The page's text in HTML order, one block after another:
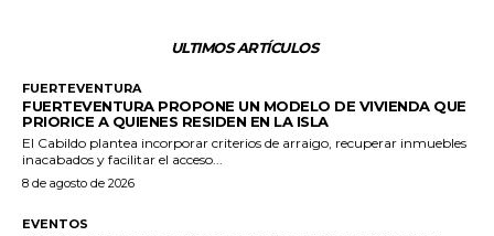
ULTIMOS ARTÍCULOS
FUERTEVENTURA
FUERTEVENTURA PROPONE UN MODELO DE VIVIENDA QUE
PRIORICE A QUIENES RESIDEN EN LA ISLA
El Cabildo plantea incorporar criterios de arraigo, recuperar inmuebles
inacabados y facilitar el acceso...
8 de agosto de 2026
EVENTOS